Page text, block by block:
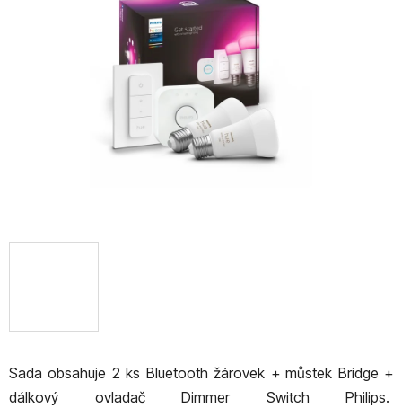
Sada obsahuje 2 ks Bluetooth žárovek + můstek Bridge +
dálkový ovladač Dimmer Switch Philips.